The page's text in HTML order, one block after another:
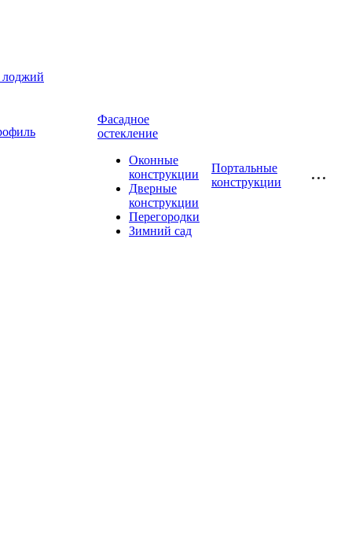
лоджий
Фасадное
остекление
Оконные
конструкции
Дверные
конструкции
Перегородки
Зимний сад
Портальные
конструкции